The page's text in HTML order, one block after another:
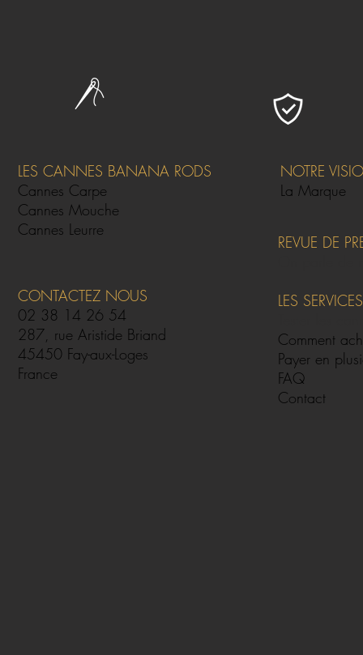
LES CANNES BANANA RODS
Cannes Carpe
Cannes Mouche
Cannes Leurre
CONTACTEZ NOUS
02 38 14 26 54
287, rue Aristide Briand
45450 Fay-aux-Loges
France
NOTRE
La Marque
REVUE DE
LES SERVICES
Comment
Payer en
FAQ
Contact